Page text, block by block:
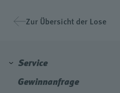
Zur Übersicht der Lose
Service
Gewinnanfrage